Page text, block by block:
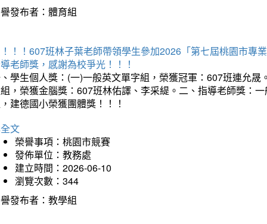
發布者：體育組
！！607班林子葉老師帶領學生參加2026「第七屆桃園市專
老師獎，感謝為校爭光！！！
學生個人獎：(一)一般英文單字組，榮獲冠軍：607班連允
，榮獲金腦獎：607班林佑譯、李采緹。二、指導老師獎：
建德國小榮獲團體獎！！！
文
榮譽事項：桃園市競賽
發佈單位：教務處
建立時間：2026-06-10
瀏覽次數：344
發布者：教學組